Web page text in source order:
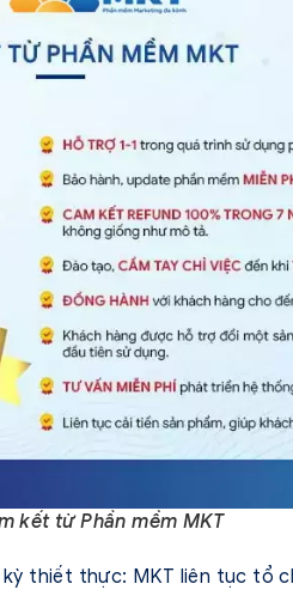
kết từ Phần mềm MKT
thiết thực: MKT liên tục tổ